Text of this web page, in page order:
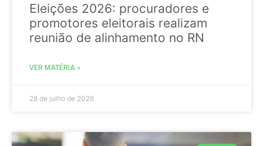
Eleições 2026: procuradores e
promotores eleitorais realizam
reunião de alinhamento no RN
VER MATÉRIA »
28 de julho de 2026